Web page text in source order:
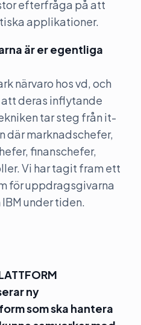
efterfråga på att
applikationer.
är er egentliga
närvaro hos vd, och
deras inflytande
tar steg från it-
där marknadschefer,
finanschefer,
Vi har tagit fram ett
för uppdragsgivarna
under tiden.
ny
som ska hantera